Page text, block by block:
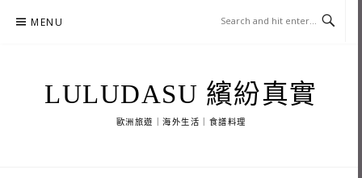
MENU
LULUDASU 繽紛真實
歐洲旅遊｜海外生活｜食譜料理